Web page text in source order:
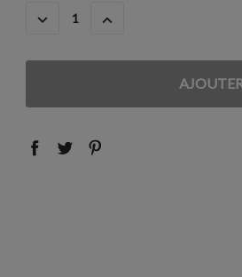
DIMINUER
:
AUGMENTER
: